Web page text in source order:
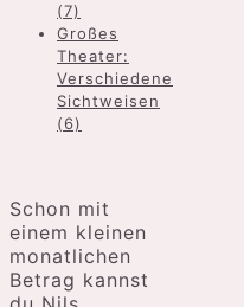
(7)
Großes
Theater:
Verschiedene
Sichtweisen
(6)
Schon mit
einem kleinen
monatlichen
Betrag kannst